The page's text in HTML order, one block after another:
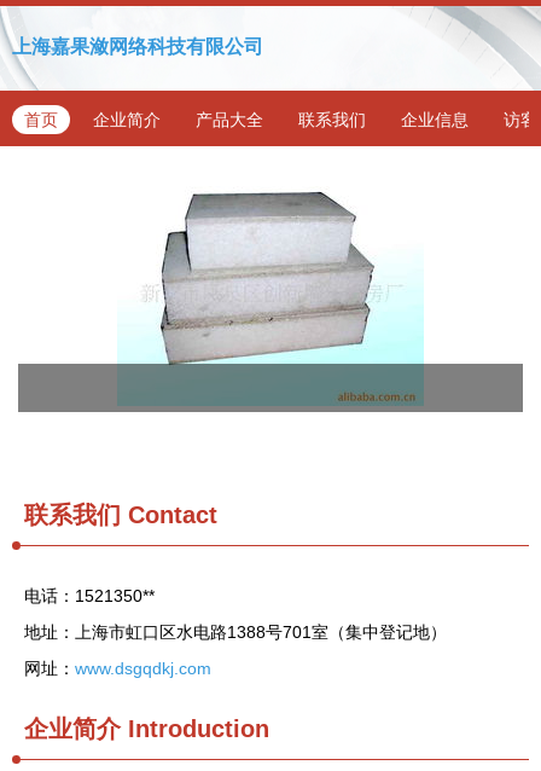
上海嘉果潋网络科技有限公司
首页 企业简介 产品大全 联系我们 企业信息 访客
联系我们 Contact
电话：1521350**
地址：上海市虹口区水电路1388号701室（集中登记地）
网址： www.dsgqdkj.com
企业简介Introduction